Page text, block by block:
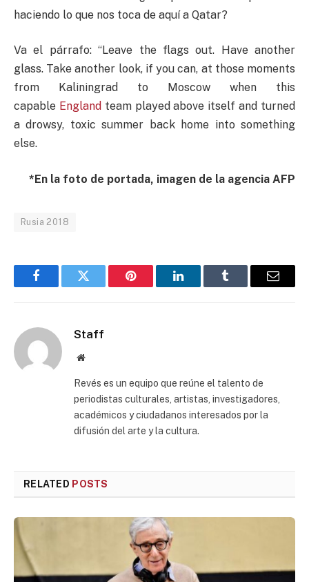
haciendo lo que nos toca de aquí a Qatar?
Va el párrafo: “Leave the flags out. Have another
glass. Take another look, if you can, at those moments
from Kaliningrad to Moscow when this
capable England team played above itself and turned
a drowsy, toxic summer back home into something
else.
*En la foto de portada, imagen de la agencia AFP
Rusia 2018
FacebookTwitter Pinterest LinkedInTumblr Email
Staff
Website
Revés es un equipo que reúne el talento de
periodistas culturales, artistas, investigadores,
académicos y ciudadanos interesados por la
difusión del arte y la cultura.
RELATED POSTS